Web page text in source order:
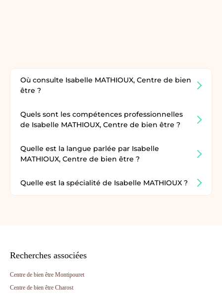
Où consulte Isabelle MATHIOUX, Centre de bien
être ?
Quels sont les compétences professionnelles
de Isabelle MATHIOUX, Centre de bien être ?
Quelle est la langue parlée par Isabelle
MATHIOUX, Centre de bien être ?
Quelle est la spécialité de Isabelle MATHIOUX ?
Recherches associées
Centre de bien être Montipouret
Centre de bien être Charost